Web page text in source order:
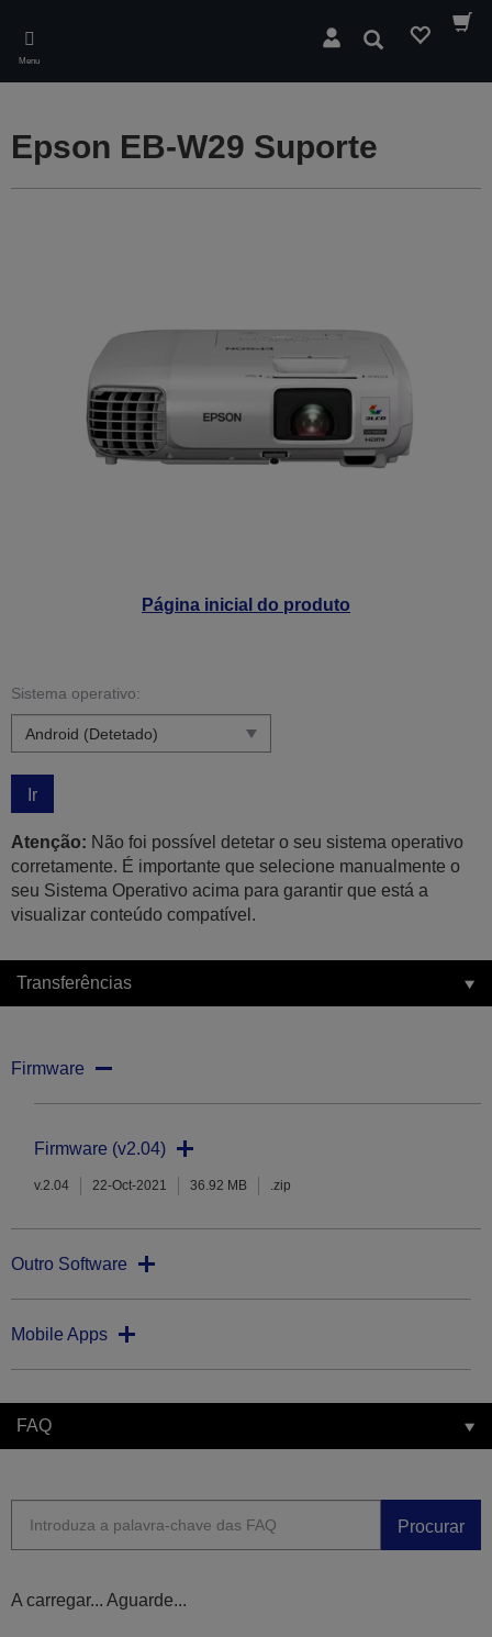
main
content
Menu
Pesquisar
Página inicial do produto
Epson EB-W29 Suporte
Sistema operativo:
Ir
Atenção: Não foi possível detetar o seu sistema operativo
corretamente. É importante que selecione manualmente o
seu Sistema Operativo acima para garantir que está a
visualizar conteúdo compatível.
Transferências
Firmware
Firmware (v2.04)
v.2.04 22-Oct-2021 36.92 MB .zip
Outro Software
Mobile Apps
FAQ
Procurar
A carregar... Aguarde...